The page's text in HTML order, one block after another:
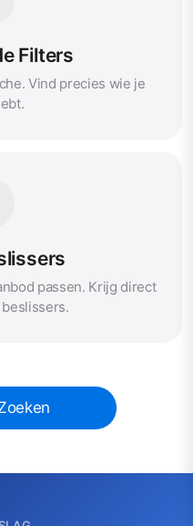
Filters
Vind precies wie je
passen. Krijg direct